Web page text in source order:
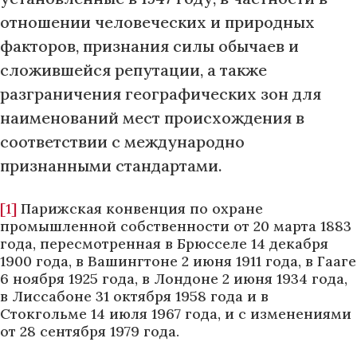
отношении человеческих и природных
факторов, признания силы обычаев и
сложившейся репутации, а также
разграничения географических зон для
наименований мест происхождения в
соответствии с международно
признанными стандартами.
[1] Парижская конвенция по охране
промышленной собственности от 20 марта 1883
года, пересмотренная в Брюсселе 14 декабря
1900 года, в Вашингтоне 2 июня 1911 года, в Гааге
6 ноября 1925 года, в Лондоне 2 июня 1934 года,
в Лиссабоне 31 октября 1958 года и в
Стокгольме 14 июля 1967 года, и с изменениями
от 28 сентября 1979 года.